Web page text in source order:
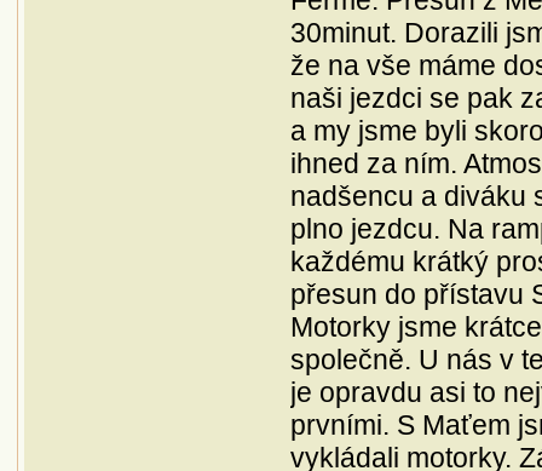
30minut. Dorazili
že na vše máme
naši jezdci se pak
a my jsme byli
ihned za ním.
nadšencu a diváku
plno jezdcu. Na
každému krátký
přesun do přístavu
Motorky jsme
společně. U nás v
je opravdu asi to
prvními. S Maťem
vykládali motorky.